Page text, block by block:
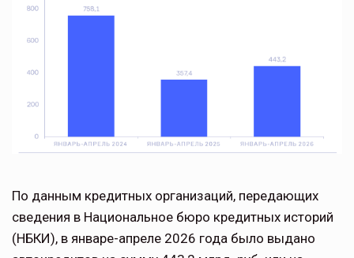
По данным кредитных организаций, передающих
сведения в Национальное бюро кредитных историй
(НБКИ), в январе-апреле 2026 года было выдано